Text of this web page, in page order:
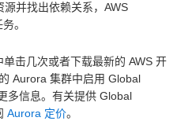
并找出依赖关系，AWS
。
单击几次或者下载最新的 AWS 开
Aurora 集群中启用 Global
多信息。有关提供 Global
Aurora 定价。